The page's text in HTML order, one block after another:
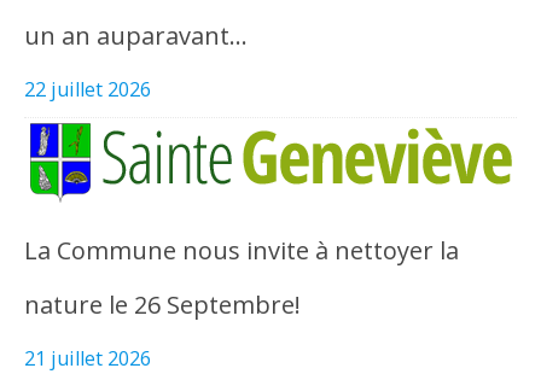
un an auparavant…
22 juillet 2026
La Commune nous invite à nettoyer la
nature le 26 Septembre!
21 juillet 2026